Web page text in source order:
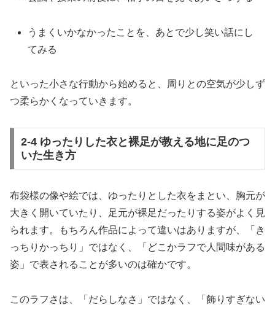
うまくいかなかったことを、あとで少し笑い話にし
てみる
といった小さな行動から始めると、周りとの空気が少しず
つ柔らかくなっていきます。
2-4 ゆったりした衣と裸足が教える地に足のつ
いた生き方
布袋様の像や絵では、ゆったりとした衣をまとい、胸元が
大きく開いていたり、足元が裸足だったりする姿がよく見
られます。もちろん作品によって違いはありますが、「き
っちりかっちり」ではなく、「どこかラフで人間味がある
姿」で表されることが多いのは確かです。
このラフさは、「だらしなさ」ではなく、「飾りすぎない